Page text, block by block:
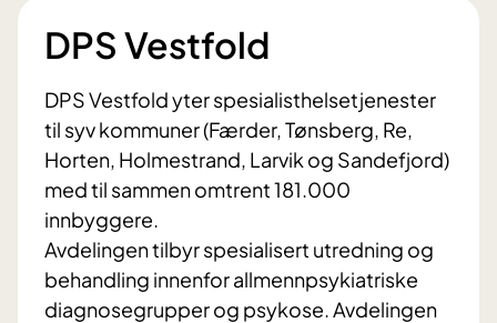
DPS Vestfold
DPS Vestfold yter spesialisthelsetjenester
til syv kommuner (Færder, Tønsberg, Re,
Horten, Holmestrand, Larvik og Sandefjord)
med til sammen omtrent 181.000
innbyggere.
Avdelingen tilbyr spesialisert utredning og
behandling innenfor allmennpsykiatriske
diagnosegrupper og psykose. Avdelingen